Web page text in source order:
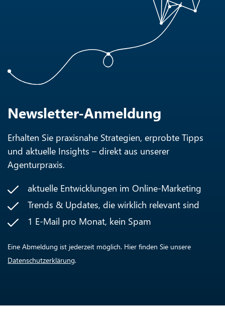
Newsletter-Anmeldung
Erhalten Sie praxisnahe Strategien, erprobte Tipps
und aktuelle Insights – direkt aus unserer
Agenturpraxis.
aktuelle Entwicklungen im Online-Marketing
Trends & Updates, die wirklich relevant sind
1 E-Mail pro Monat, kein Spam
Eine Abmeldung ist jederzeit möglich. Hier finden Sie unsere
Datenschutzerklärung.